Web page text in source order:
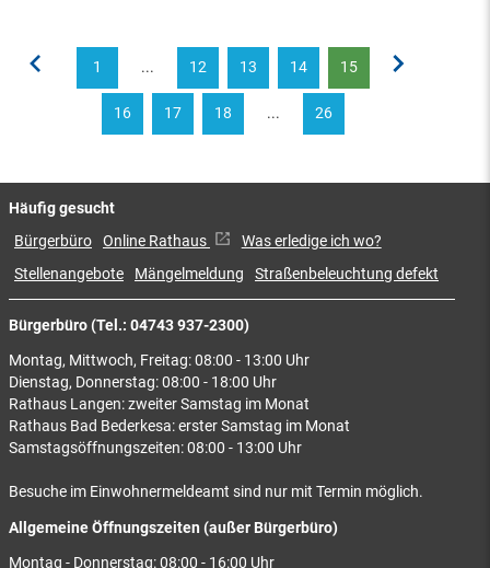
1 ... 12 13 14 15
16 17 18 ... 26
Bürgerbüro (Tel.: 04743 937-2300)
Montag, Mittwoch, Freitag: 08:00 - 13:00 Uhr
Dienstag, Donnerstag: 08:00 - 18:00 Uhr
Rathaus Langen: zweiter Samstag im Monat
Rathaus Bad Bederkesa: erster Samstag im Monat
Samstagsöffnungszeiten: 08:00 - 13:00 Uhr
Besuche im Einwohnermeldeamt sind nur mit Termin möglich.
Allgemeine Öffnungszeiten (außer Bürgerbüro)
Montag - Donnerstag: 08:00 - 16:00 Uhr
Häufig gesucht
Bürgerbüro Online Rathaus
Was erledige ich wo?
Stellenangebote
Mängelmeldung Straßenbeleuchtung defekt